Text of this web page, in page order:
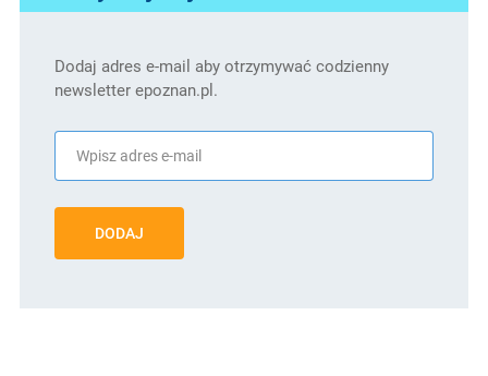
Dodaj adres e-mail aby otrzymywać codzienny
newsletter epoznan.pl.
DODAJ